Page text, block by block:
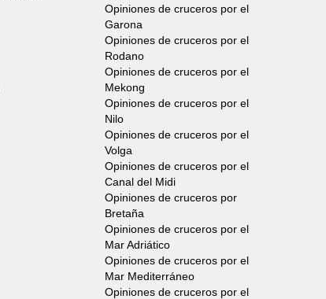
Opiniones de cruceros por el
Garona
Opiniones de cruceros por el
Rodano
Opiniones de cruceros por el
Mekong
Opiniones de cruceros por el
Nilo
Opiniones de cruceros por el
Volga
Opiniones de cruceros por el
Canal del Midi
Opiniones de cruceros por
Bretaña
Opiniones de cruceros por el
Mar Adriático
Opiniones de cruceros por el
Mar Mediterráneo
Opiniones de cruceros por el